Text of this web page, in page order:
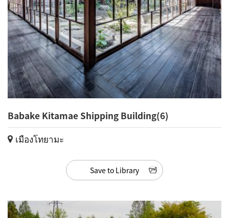
Babake Kitamae Shipping Building(6)
เมืองโทยามะ
Save to Library